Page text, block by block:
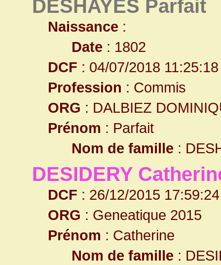
DESHAYES Parfait
Naissance :
Date : 1802
DCF : 04/07/2018 11:25:18
Profession : Commis
ORG : DALBIEZ
Prénom : Parfait
Nom de famille :
DESIDERY
DCF : 26/12/2015 17:59:24
ORG : Geneatique 2015
Prénom : Catherine
Nom de famille :